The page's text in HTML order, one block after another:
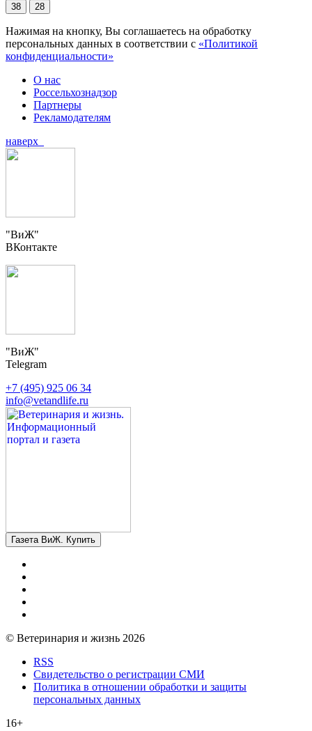
38 28
Нажимая на кнопку, Вы соглашаетесь на обработку
персональных данных в соответствии с «Политикой
конфиденциальности»
О нас
Россельхознадзор
Партнеры
Рекламодателям
наверх
"ВиЖ"
ВКонтакте
"ВиЖ"
Telegram
+7 (495) 925 06 34
info@vetandlife.ru
Газета ВиЖ. Купить
© Ветеринария и жизнь 2026
RSS
Свидетельство о регистрации СМИ
Политика в отношении обработки и защиты
персональных данных
16+